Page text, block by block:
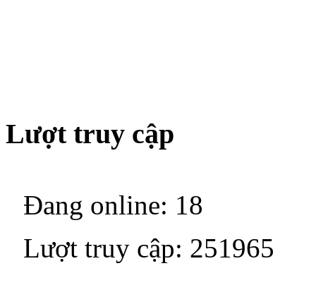
Lượt truy cập
Đang online: 18
Lượt truy cập: 251965